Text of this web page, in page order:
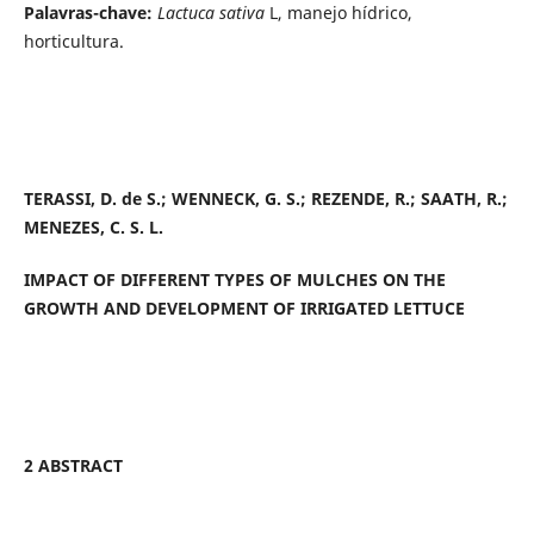
Palavras-chave: Lactuca sativaL, manejo hídrico,
horticultura.
TERASSI, D. de S.; WENNECK, G. S.; REZENDE, R.; SAATH, R.;
MENEZES, C. S. L.
IMPACT OF DIFFERENT TYPES OF MULCHES ON THE
GROWTH AND DEVELOPMENT OF IRRIGATED LETTUCE
2 ABSTRACT